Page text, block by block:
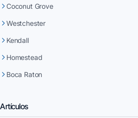
Coconut Grove
Westchester
Kendall
Homestead
Boca Raton
Artículos